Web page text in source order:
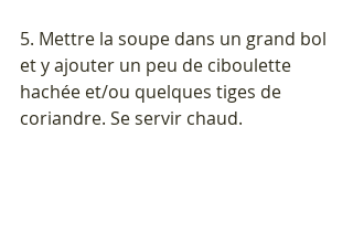
5. Mettre la soupe dans un grand bol
et y ajouter un peu de ciboulette
hachée et/ou quelques tiges de
coriandre. Se servir chaud.